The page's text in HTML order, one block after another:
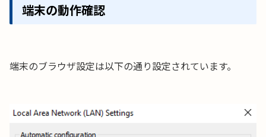
端末の動作確認
端末のブラウザ設定は以下の通り設定されています。